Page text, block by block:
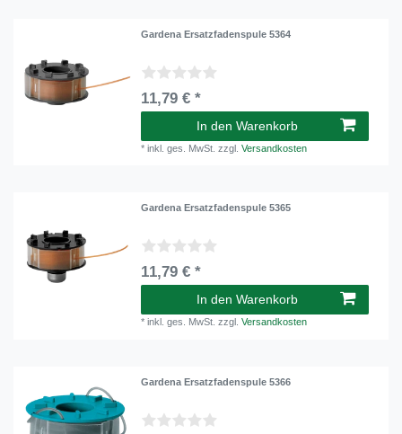
Gardena Ersatzfadenspule 5364
11,79 € *
In den Warenkorb
*inkl. ges. MwSt. zzgl.Versandkosten
Gardena Ersatzfadenspule 5365
11,79 € *
In den Warenkorb
*inkl. ges. MwSt. zzgl.Versandkosten
Gardena Ersatzfadenspule 5366